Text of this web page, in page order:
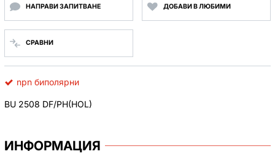
НАПРАВИ ЗАПИТВАНЕ ДОБАВИ В ЛЮБИМИ
СРАВНИ
npn биполярни
BU 2508 DF/PH(HOL)
ИНФОРМАЦИЯ